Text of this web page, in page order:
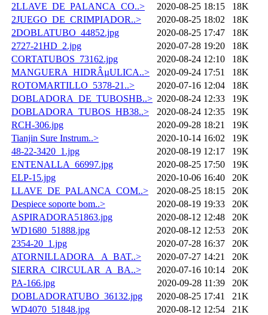
2LLAVE_DE_PALANCA_CO..>
2020-08-25 18:15
18K
2JUEGO_DE_CRIMPIADOR..>
2020-08-25 18:02
18K
2DOBLATUBO_44852.jpg
2020-08-25 17:47
18K
2727-21HD_2.jpg
2020-07-28 19:20
18K
CORTATUBOS_73162.jpg
2020-08-24 12:10
18K
MANGUERA_HIDRÂµULICA..>
2020-09-24 17:51
18K
ROTOMARTILLO_5378-21..>
2020-07-16 12:04
18K
DOBLADORA_DE_TUBOSHB..> 2020-08-24 12:33
19K
DOBLADORA_TUBOS_HB38..>
2020-08-24 12:35
19K
RCH-306.jpg
2020-09-28 18:21
19K
Tianjin Sure Instrum..>
2020-10-14 16:02
19K
48-22-3420_1.jpg
2020-08-19 12:17
19K
ENTENALLA_66997.jpg
2020-08-25 17:50
19K
ELP-15.jpg
2020-10-06 16:40
20K
LLAVE_DE_PALANCA_COM..>
2020-08-25 18:15
20K
Despiece soporte bom..>
2020-08-19 19:33
20K
ASPIRADORA51863.jpg
2020-08-12 12:48
20K
WD1680_51888.jpg
2020-08-12 12:53
20K
2354-20_1.jpg
2020-07-28 16:37
20K
ATORNILLADORA_ A_BAT..>
2020-07-27 14:21
20K
SIERRA_CIRCULAR_A_BA..>
2020-07-16 10:14
20K
PA-166.jpg
2020-09-28 11:39
20K
DOBLADORATUBO_36132.jpg
2020-08-25 17:41
21K
WD4070_51848.jpg
2020-08-12 12:54
21K